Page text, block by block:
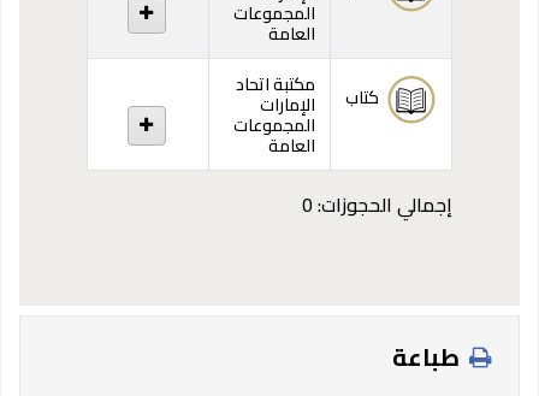
المجموعات
العامة
كتاب
مكتبة اتحاد
الإمارات
المجموعات
العامة
إجمالي الحجوزات: 0
طباعة